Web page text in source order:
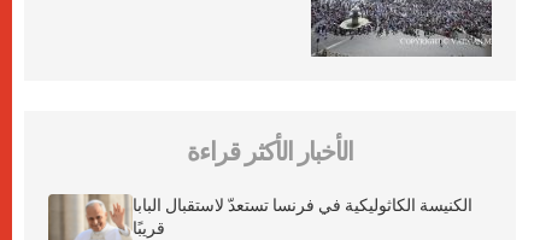
الأخبار الأكثر قراءة
الكنيسة الكاثوليكية في فرنسا تستعدّ لاستقبال البابا
قريبًا